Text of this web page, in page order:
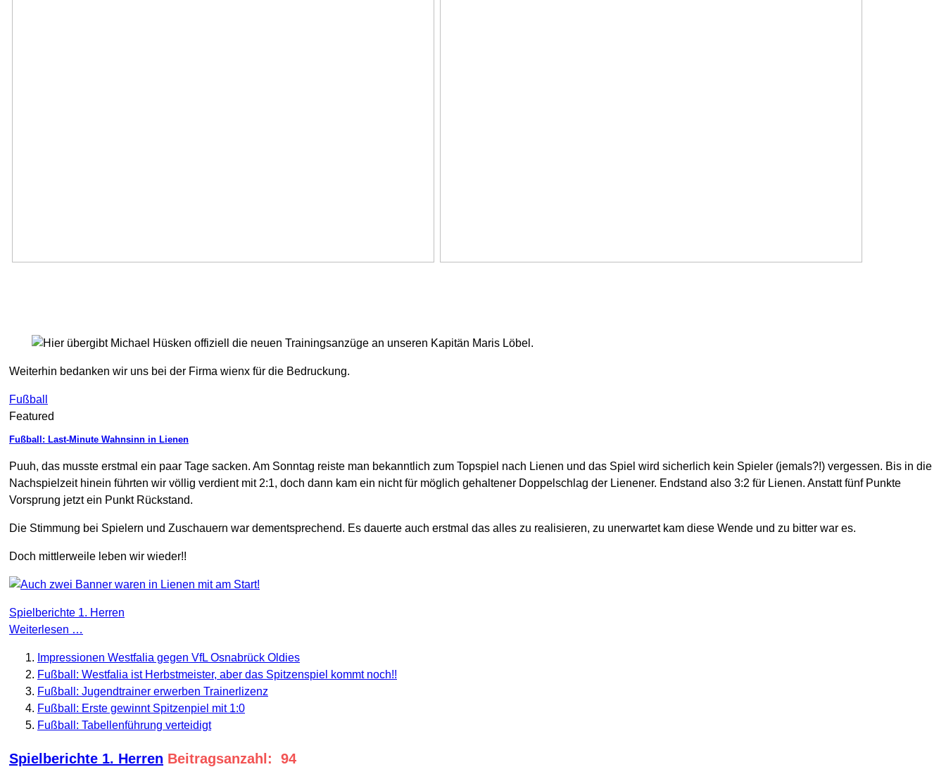
Weiterhin bedanken wir uns bei der Firma wienx für die Bedruckung.
Fußball
Featured
Fußball: Last-Minute Wahnsinn in Lienen
Puuh, das musste erstmal ein paar Tage sacken. Am Sonntag reiste man bekanntlich zum Topspiel nach Lienen und das Spiel wird sicherlich kein Spieler (jemals?!) vergessen. Bis in die
Nachspielzeit hinein führten wir völlig verdient mit 2:1, doch dann kam ein nicht für möglich gehaltener Doppelschlag der Lienener. Endstand also 3:2 für Lienen. Anstatt fünf Punkte
Vorsprung jetzt ein Punkt Rückstand.
Die Stimmung bei Spielern und Zuschauern war dementsprechend. Es dauerte auch erstmal das alles zu realisieren, zu unerwartet kam diese Wende und zu bitter war es.
Doch mittlerweile leben wir wieder!!
Spielberichte 1. Herren
Weiterlesen …
Impressionen Westfalia gegen VfL Osnabrück Oldies
Fußball: Westfalia ist Herbstmeister, aber das Spitzenspiel kommt noch!!
Fußball: Jugendtrainer erwerben Trainerlizenz
Fußball: Erste gewinnt Spitzenpiel mit 1:0
Fußball: Tabellenführung verteidigt
Spielberichte 1. Herren Beitragsanzahl: 94